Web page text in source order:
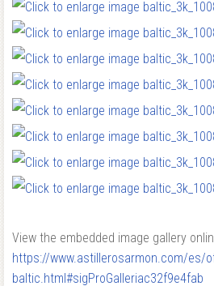
View the embedded image gallery
https://www.astillerosarmon.com/es/
baltic.html#sigProGalleriac32f9e4fab